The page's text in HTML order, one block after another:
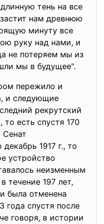
тень на все
нам древнюю
минуту все
руку над нами, и
не потеряем мы из
мы в будущее".
пережило и
и следующие
рекрутский
то есть спустя 170
Сенат
1917 г., то
устройство
неизменным
течение 197 лет,
была отменена
года спустя после
говоря, в истории